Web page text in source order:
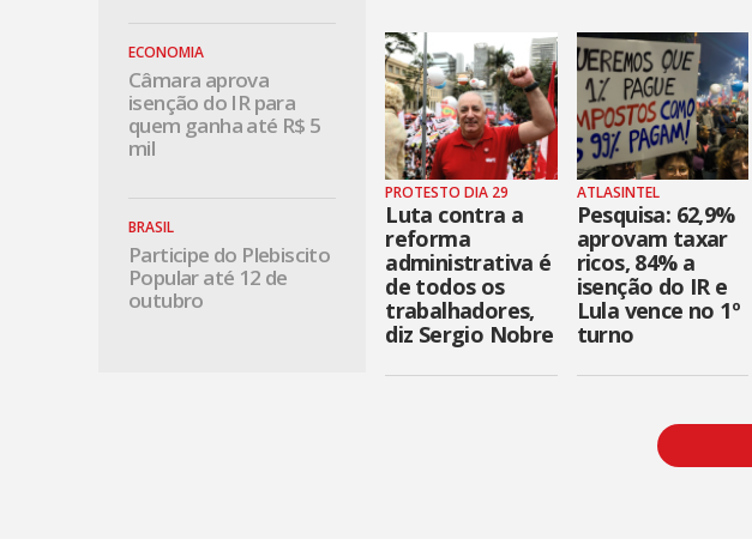
ECONOMIA
Câmara aprova
isenção do IR para
quem ganha até R$ 5
mil
BRASIL
Participe do Plebiscito
Popular até 12 de
outubro
PROTESTO DIA 29
Luta contra a
reforma
administrativa é
de todos os
trabalhadores,
diz Sergio Nobre
ATLASINTEL
Pesquisa: 62,9%
aprovam taxar
ricos, 84% a
isenção do IR e
Lula vence no 1º
turno